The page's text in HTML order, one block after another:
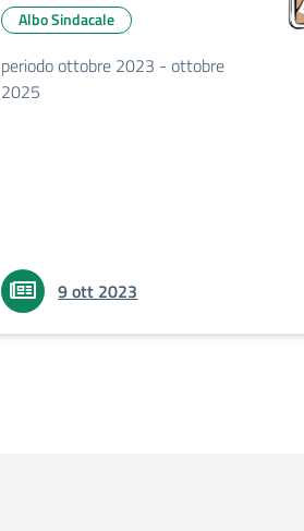
Albo Sindacale
periodo ottobre 2023 - ottobre
2025
9 ott 2023